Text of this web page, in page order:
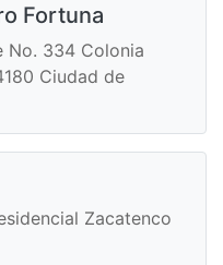
Fortuna
No. 334 Colonia
Ciudad de
Zacatenco